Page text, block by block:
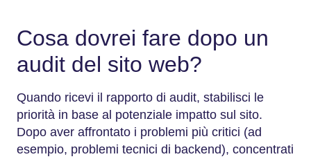
Cosa dovrei fare dopo un
audit del sito web?
Quando ricevi il rapporto di audit, stabilisci le
priorità in base al potenziale impatto sul sito.
Dopo aver affrontato i problemi più critici (ad
esempio, problemi tecnici di backend), concentrati